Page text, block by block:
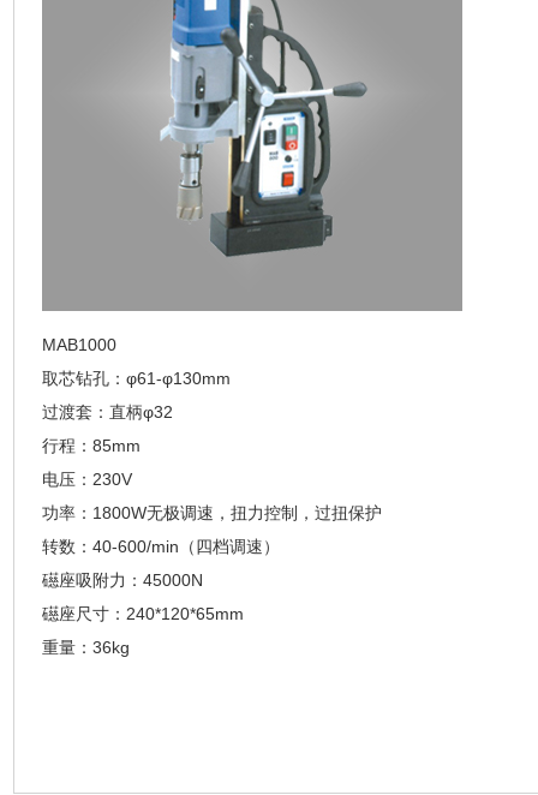
MAB1000
取芯钻孔：φ61-φ130mm
过渡套：直柄φ32
行程：85mm
电压：230V
功率：1800W无极调速，扭力控制，过扭保护
转数：40-600/min（四档调速）
礠座吸附力：45000N
礠座尺寸：240*120*65mm
重量：36kg